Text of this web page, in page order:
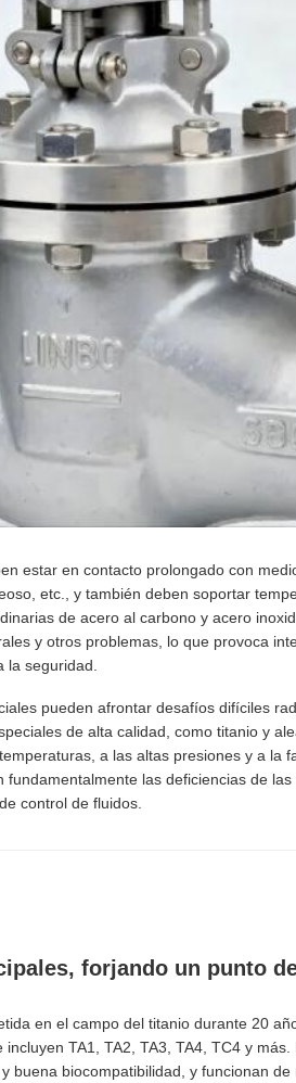
estar en contacto prolongado con
etc., y también deben soportar
de acero al carbono y acero
y otros problemas, lo que provoca
la seguridad.
pueden afrontar desafíos difíciles
de alta calidad, como titanio y
a las altas presiones y a la
las deficiencias de
control de fluidos.
forjando un punto
en el campo del titanio durante 20
TA1, TA2, TA3, TA4, TC4 y
buena biocompatibilidad, y funcionan